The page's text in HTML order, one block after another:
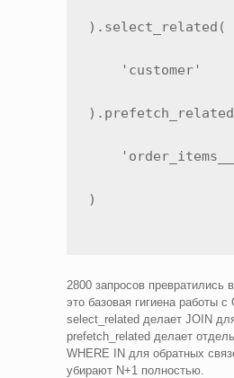
).select_related(
'customer'
)
2800 запросов превратились
это базовая гигиена работы с
select_related делает JOIN
prefetch_related делает
WHERE IN для обратных
убирают N+1 полностью.